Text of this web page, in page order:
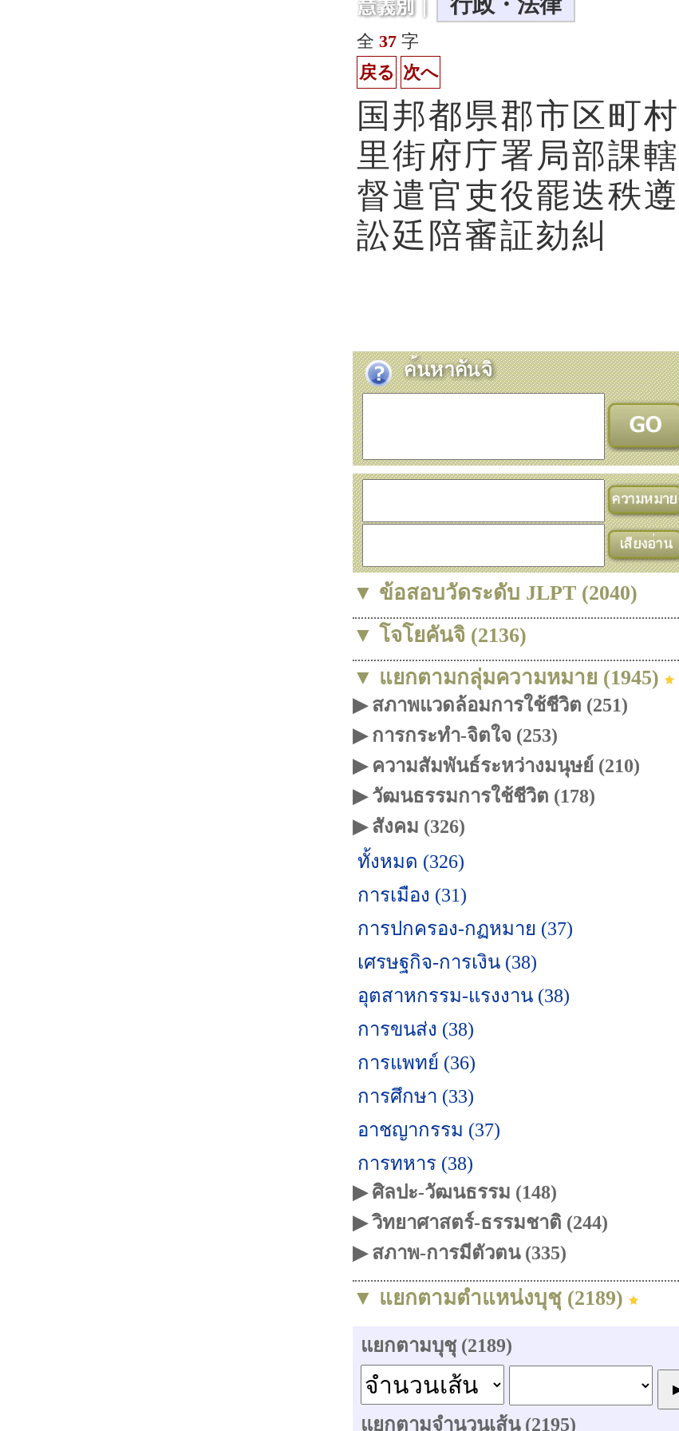
全 37 字
戻る 次へ
国 邦都 県郡市 区町村
里街 府庁署 局部課轄
督遣官吏役罷迭秩遵
訟廷 陪審証劾糾
▼ ข้อสอบวัดระดับ JLPT (2040)
▼ โจโยคันจิ (2136)
▼ แยกตามกลุ่มความหมาย (1945)
▶ สภาพแวดล้อมการใช้ชีวิต (251)
▶ การกระทำ-จิตใจ (253)
▶ ความสัมพันธ์ระหว่างมนุษย์ (210)
▶ วัฒนธรรมการใช้ชีวิต (178)
▶ สังคม (326)
ทั้งหมด (326)
การเมือง (31)
การปกครอง-กฏหมาย (37)
เศรษฐกิจ-การเงิน (38)
อุตสาหกรรม-แรงงาน (38)
การขนส่ง (38)
การแพทย์ (36)
การศึกษา (33)
อาชญากรรม (37)
การทหาร (38)
▶ ศิลปะ-วัฒนธรรม (148)
▶ วิทยาศาสตร์-ธรรมชาติ (244)
▶ สภาพ-การมีตัวตน (335)
▼ แยกตามตำแหน่งบุชุ (2189)
แยกตามบุชุ (2189)
แยกตามจำนวนเส้น (2195)